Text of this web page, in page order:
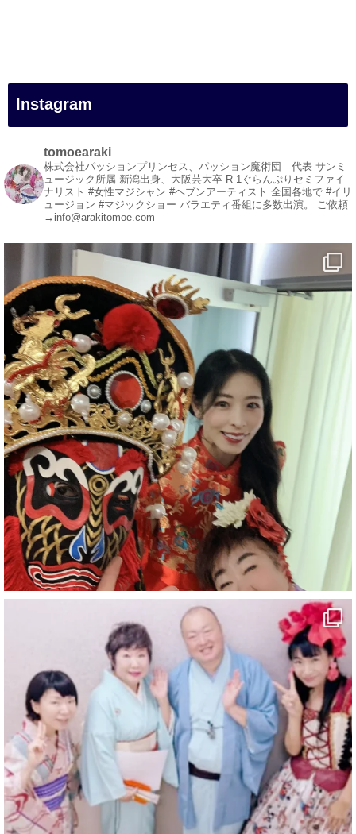
#白浜町
#変面ショー
#イベント
#宴会
#余興
1 5 X
マジシャン派遣 パッションプリンセス【公式】
@comedy_illusion · 7 8月
お疲れ様です
YouTubeを更新しました
https://youtu.be/9sHKhUQBmUE @YouTube
#企業公式がお疲れ様を言い合う
#チャンネル登録おねがいします
#愛媛県
#新居浜市
#マイントピア別子
#泉寿亭
#有形文化財
#四国
#愛媛観光
#旅行
#旅行動画
#一人旅
#観光スポット
#旅行好きと繋がりたい
5 X
マジシャン派遣 パッションプリンセス【公式】
@comedy_illusion · 6 8月
お疲れ様です
ブログ更新しました
Instagram
tomoearaki
株式会社パッションプリンセス、パッション魔術団 代表 サンミ
ュージック所属 新潟出身、大阪芸大卒 R-1ぐらんぷりセミファイ
ナリスト #女性マジシャン #ヘブンアーティスト 全国各地で #イリ
ュージョン #マジックショー バラエティ番組に多数出演。 ご依頼
→info@arakitomoe.com